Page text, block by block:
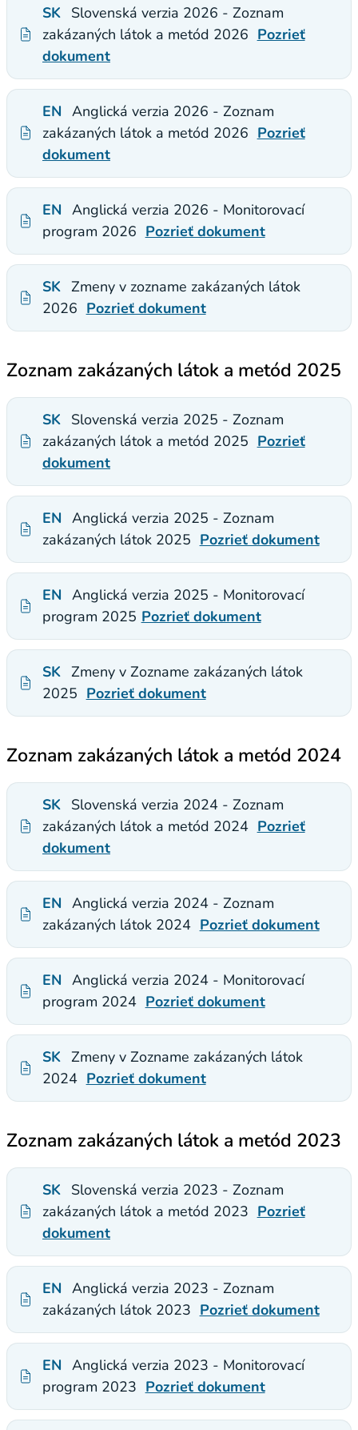
SK Slovenská verzia 2026 - Zoznam
zakázaných látok a metód 2026 Pozrieť
dokument
EN Anglická verzia 2026 - Zoznam
zakázaných látok a metód 2026 Pozrieť
dokument
EN Anglická verzia 2026 - Monitorovací
program 2026 Pozrieť dokument
SK Zmeny v zozname zakázaných látok
2026 Pozrieť dokument​
Zoznam zakázaných látok a metód 2025
SK Slovenská verzia 2025 - Zoznam
zakázaných látok a metód 2025 Pozrieť
dokument
EN Anglická verzia 2025 - Zoznam
zakázaných látok 2025 Pozrieť dokument
EN Anglická verzia 2025 - Monitorovací
program 2025 Pozrieť dokument
SK Zmeny v Zozname zakázaných látok
2025 Pozrieť dokument
Zoznam zakázaných látok a metód 2024
SK Slovenská verzia 2024 - Zoznam
zakázaných látok a metód 2024 Pozrieť
dokument
EN Anglická verzia 2024 - Zoznam
zakázaných látok 2024 Pozrieť dokument
EN Anglická verzia 2024 - Monitorovací
program 2024 Pozrieť dokument
SK Zmeny v Zozname zakázaných látok
2024 Pozrieť dokument
Zoznam zakázaných látok a metód 2023
SK Slovenská verzia 2023 - Zoznam
zakázaných látok a metód 2023 Pozrieť
dokument
EN Anglická verzia 2023 - Zoznam
zakázaných látok 2023 Pozrieť dokument
EN Anglická verzia 2023 - Monitorovací
program 2023 Pozrieť dokument